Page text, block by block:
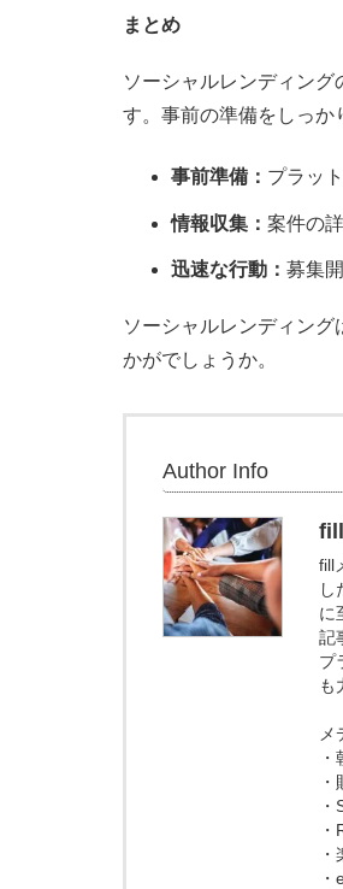
まとめ
ソーシャルレンディン
す。事前の準備をしっか
事前準備： プラッ
情報収集： 案件の
迅速な行動： 募集
ソーシャルレンディン
かがでしょうか。
Author Info
fill
し
に
記
プ
も
メ